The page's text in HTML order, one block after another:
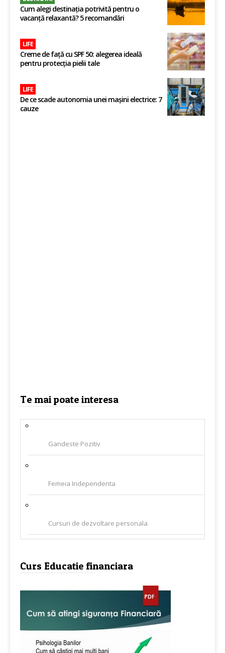
Cum alegi destinația potrivită pentru o
vacanță relaxantă? 5 recomandări
LIFE
Creme de față cu SPF 50: alegerea ideală
pentru protecția pielii tale
LIFE
De ce scade autonomia unei mașini electrice: 7
cauze
Te mai poate interesa
Gandeste Pozitiv
Femeia Independenta
Cursuri de dezvoltare personala
Curs Educatie financiara